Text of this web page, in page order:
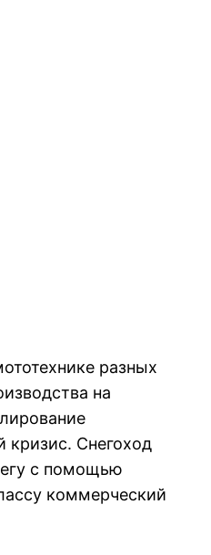
разных
на
кризис. Снегоход
с помощью
коммерческий